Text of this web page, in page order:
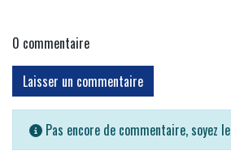
0 commentaire
Laisser un commentaire
Pas encore de commentaire, soyez le